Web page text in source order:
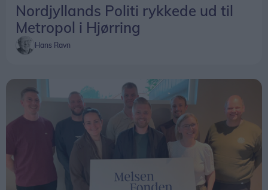
Nordjyllands Politi rykkede ud til
Metropol i Hjørring
Hans Ravn